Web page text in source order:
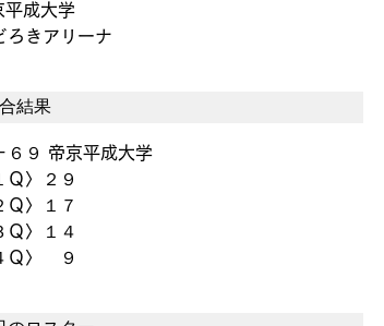
平成大学
ろきアリーナ
結果
６９ 帝京平成大学
Ｑ〉２９
Ｑ〉１７
Ｑ〉１４
Ｑ〉　９